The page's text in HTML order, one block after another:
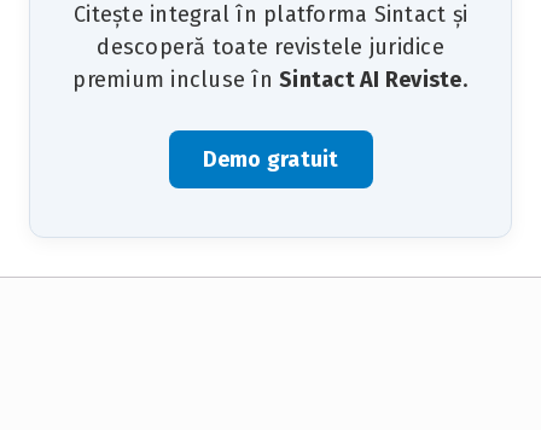
Citește integral în platforma Sintact și
descoperă toate revistele juridice
premium incluse în Sintact AI Reviste.
Demo gratuit